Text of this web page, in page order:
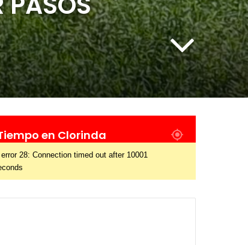
en Clorinda
28: Connection timed out after 10001